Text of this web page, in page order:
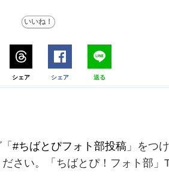
シェア シェア 送る
#ちばとぴフォト部投稿 」をつ
さい。「ちばとぴ！フォト部」